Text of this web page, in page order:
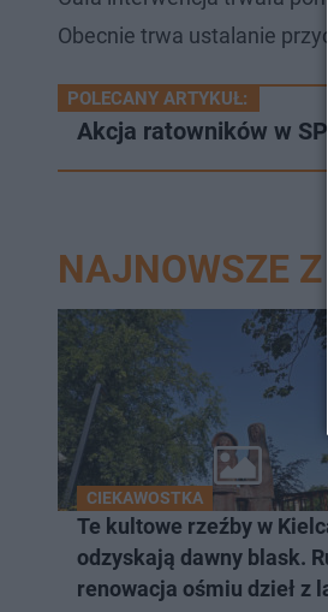
Obecnie trwa ustalanie
POLECANY ARTYKUŁ:
Akcja ratowników w
NAJNOWSZE
CIEKAWOSTKA
Te kultowe rzeźby w
odzyskają dawny blask.
renowacja ośmiu dzieł z